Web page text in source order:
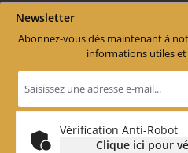
Newsletter
Abonnez-vous dès maintenant à
informations utiles
Adresse
e-
*
Vérification Anti-Robot
Clique ici pour